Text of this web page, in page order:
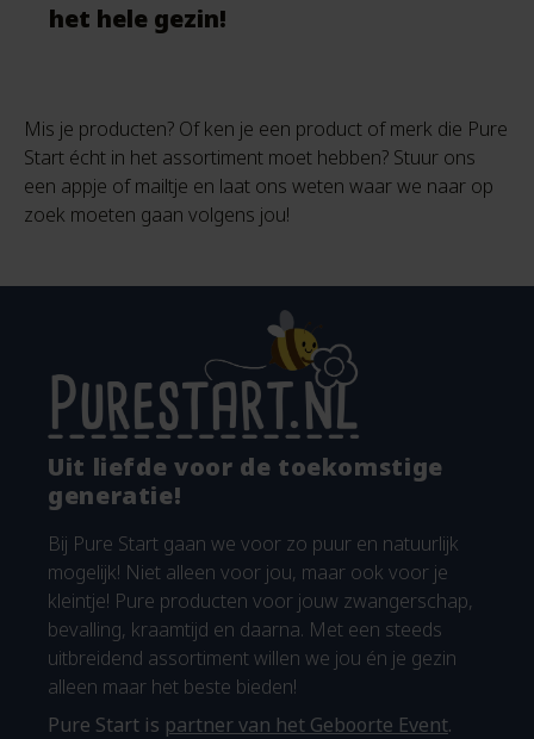
het hele gezin!
Mis je producten? Of ken je een product of merk die Pure
Start écht in het assortiment moet hebben? Stuur ons
een appje of mailtje en laat ons weten waar we naar op
zoek moeten gaan volgens jou!
Uit liefde voor de toekomstige
generatie!
Bij Pure Start gaan we voor zo puur en natuurlijk
mogelijk! Niet alleen voor jou, maar ook voor je
kleintje! Pure producten voor jouw zwangerschap,
bevalling, kraamtijd en daarna. Met een steeds
uitbreidend assortiment willen we jou én je gezin
alleen maar het beste bieden!
Pure Start is partner van het Geboorte Event.